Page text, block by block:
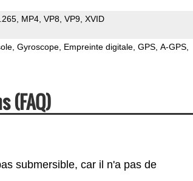
MP4 VP8 VP9 XVID
Gyroscope Empreinte digitale GPS A-GPS
(FAQ)
submersible, car il n'a pas de